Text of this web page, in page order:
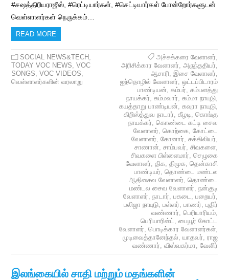
#சஷத்திரியராஜீஸ், #ரெட்டியார்கள், #செட்டியார்கள் போன்றோர்களுடன்
வெள்ளாளர்கள் நெருக்கம்…
READ MORE
SOCIAL NEWS&TECH ,
TODAY VOC NEWS,VOC
SONGS,VOC VIDEOS,
வெள்ளாளர்களின் வரலாறு
அச்சுக்கரை வேளாளர்,
அரிசிக்கார வேளாளர், அருந்ததியர்,
ஆசாரி, இசை வேளாளர்,
ஐந்தொழில் வேளாளர், ஒட்டப்பிடாரம்
பாண்டியன், கம்பர், கம்பளத்து
நாயக்கர், கம்மவார், கம்மா நாயுடு,
கயத்தாறு பாண்டியன், கவுரா நாயுடு,
கிறிஸ்த்துவ நாடார், கீழடி, கொங்கு
நாயக்கர், கொண்டை கட்டி சைவ
வேளாளர், கொற்கை, கோட்டை
வேளாளர், கோனார், சக்கிலியர்,
சாணான், சாம்பவர், சிவகளை,
சிவகளை பிள்ளைமார், செழுகை
வேளாளர், திக, திமுக, தென்காசி
பாண்டியர், தொண்டை மண்டல
ஆதிசைவ வேளாளர், தொண்டை
மண்டல சைவ வேளாளர், நன்குடி
வேளாளர், நாடார், பகடை, பறையர்,
பலிஜா நாயுடு, பள்ளர், பாணர், புதிர்
வண்ணார், பெரியாரியம்,
பெரியாரிஸ்ட், பையூர் கோட்ட
வேளாளர், பொடிக்கார வேளாளர்கள்,
முடிவைத்தானேந்தல், யாதவர், ராஜ
வண்ணார், விஸ்வகர்மா, வேளிர்
இலங்கையில் சாதி மற்றும் மதங்களின்